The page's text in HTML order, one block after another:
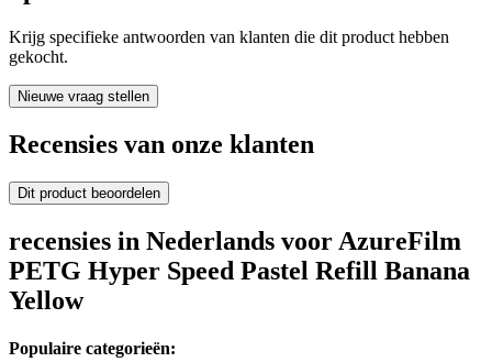
Krijg specifieke antwoorden van klanten die dit product hebben
gekocht.
Nieuwe vraag stellen
Recensies van onze klanten
Dit product beoordelen
recensies in Nederlands voor AzureFilm
PETG Hyper Speed Pastel Refill Banana
Yellow
Populaire categorieën: